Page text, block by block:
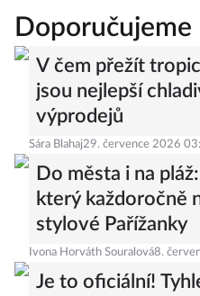
Doporučujeme
V čem přežít
jsou nejlepší
výprodejů
Sára Blahaj29. července 2026
Do města i na
který každoročně
stylové Pařížanky
Ivona Horváth Souralová8.
Je to oficiální!